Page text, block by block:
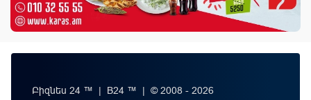
Բիզնես 24 ™ | B24 ™ | © 2008 - 2026